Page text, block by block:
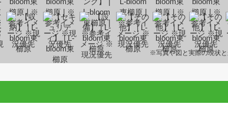
※写真や図と実際の現状